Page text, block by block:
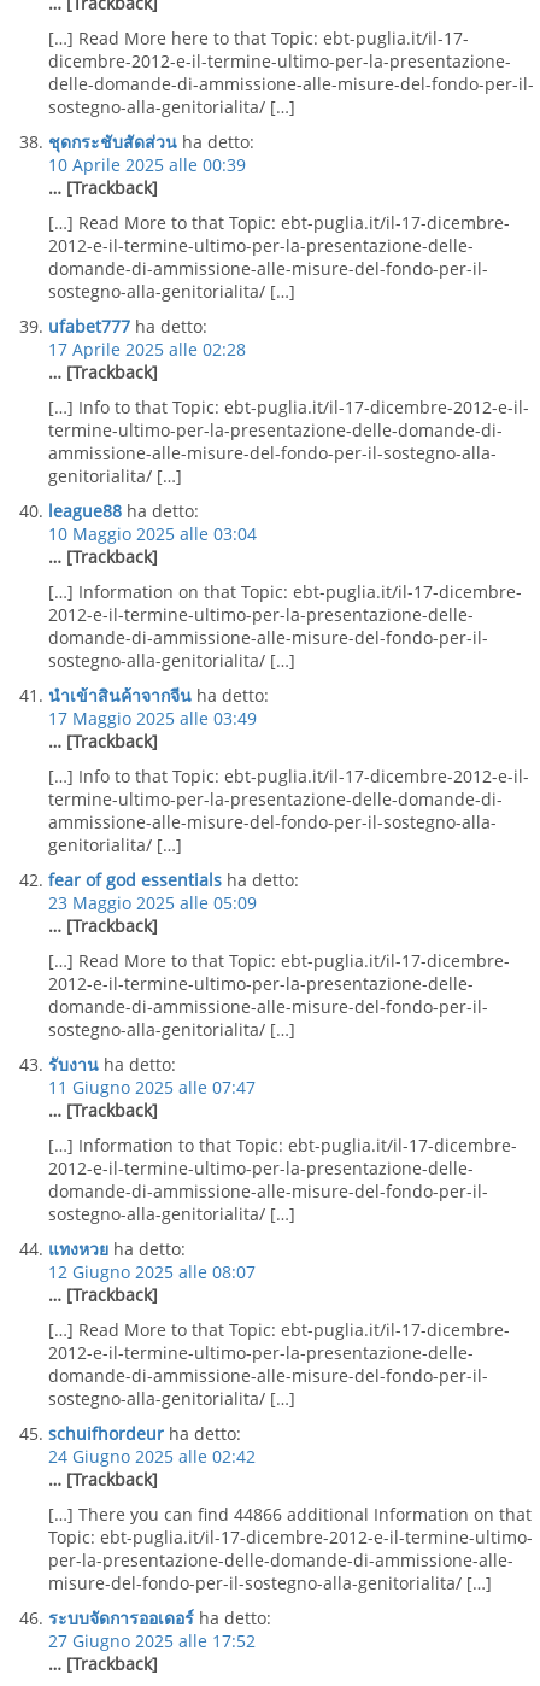
[…] Read More here to that Topic: ebt-puglia.it/il-17-
dicembre-2012-e-il-termine-ultimo-per-la-presentazione-
delle-domande-di-ammissione-alle-misure-del-fondo-per-il-
sostegno-alla-genitorialita/ […]
ชุดกระชับสัดส่วน ha detto:
10 Aprile 2025 alle 00:39
… [Trackback]
[…] Read More to that Topic: ebt-puglia.it/il-17-dicembre-
2012-e-il-termine-ultimo-per-la-presentazione-delle-
domande-di-ammissione-alle-misure-del-fondo-per-il-
sostegno-alla-genitorialita/ […]
ufabet777 ha detto:
17 Aprile 2025 alle 02:28
… [Trackback]
[…] Info to that Topic: ebt-puglia.it/il-17-dicembre-2012-e-il-
termine-ultimo-per-la-presentazione-delle-domande-di-
ammissione-alle-misure-del-fondo-per-il-sostegno-alla-
genitorialita/ […]
league88 ha detto:
10 Maggio 2025 alle 03:04
… [Trackback]
[…] Information on that Topic: ebt-puglia.it/il-17-dicembre-
2012-e-il-termine-ultimo-per-la-presentazione-delle-
domande-di-ammissione-alle-misure-del-fondo-per-il-
sostegno-alla-genitorialita/ […]
นำเข้าสินค้าจากจีน ha detto:
17 Maggio 2025 alle 03:49
… [Trackback]
[…] Info to that Topic: ebt-puglia.it/il-17-dicembre-2012-e-il-
termine-ultimo-per-la-presentazione-delle-domande-di-
ammissione-alle-misure-del-fondo-per-il-sostegno-alla-
genitorialita/ […]
fear of god essentials ha detto:
23 Maggio 2025 alle 05:09
… [Trackback]
[…] Read More to that Topic: ebt-puglia.it/il-17-dicembre-
2012-e-il-termine-ultimo-per-la-presentazione-delle-
domande-di-ammissione-alle-misure-del-fondo-per-il-
sostegno-alla-genitorialita/ […]
รับงาน ha detto:
11 Giugno 2025 alle 07:47
… [Trackback]
[…] Information to that Topic: ebt-puglia.it/il-17-dicembre-
2012-e-il-termine-ultimo-per-la-presentazione-delle-
domande-di-ammissione-alle-misure-del-fondo-per-il-
sostegno-alla-genitorialita/ […]
แทงหวย ha detto:
12 Giugno 2025 alle 08:07
… [Trackback]
[…] Read More to that Topic: ebt-puglia.it/il-17-dicembre-
2012-e-il-termine-ultimo-per-la-presentazione-delle-
domande-di-ammissione-alle-misure-del-fondo-per-il-
sostegno-alla-genitorialita/ […]
schuifhordeur ha detto:
24 Giugno 2025 alle 02:42
… [Trackback]
[…] There you can find 44866 additional Information on that
Topic: ebt-puglia.it/il-17-dicembre-2012-e-il-termine-ultimo-
per-la-presentazione-delle-domande-di-ammissione-alle-
misure-del-fondo-per-il-sostegno-alla-genitorialita/ […]
ระบบจัดการออเดอร์ ha detto:
27 Giugno 2025 alle 17:52
… [Trackback]